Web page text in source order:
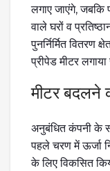
लगाए जाएंगे, जबकि
वाले घरों व
पुनर्निर्मित वितरण
प्रीपेड मीटर लगाया
मीटर बदलने
अनुबंधित कंपनी के
पहले चरण में ऊर्जा
के लिए विकसित